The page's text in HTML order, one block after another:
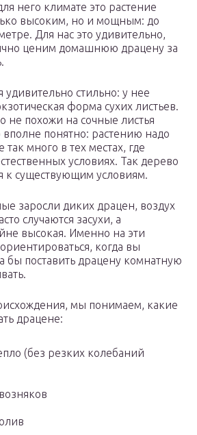
него климате это растение
высоким, но и мощным: до
Для нас это удивительно,
ценим домашнюю драцену за
удивительно стильно: у нее
форма сухих листьев.
не похожи на сочные листья
вполне понятно: растению надо
так много в тех местах, где
условиях. Так дерево
к существующим условиям.
заросли диких драцен, воздух
случаются засухи, а
высокая. Именно на эти
когда вы
бы поставить драцену комнатную
мы понимаем, какие
драцене:
(без резких колебаний